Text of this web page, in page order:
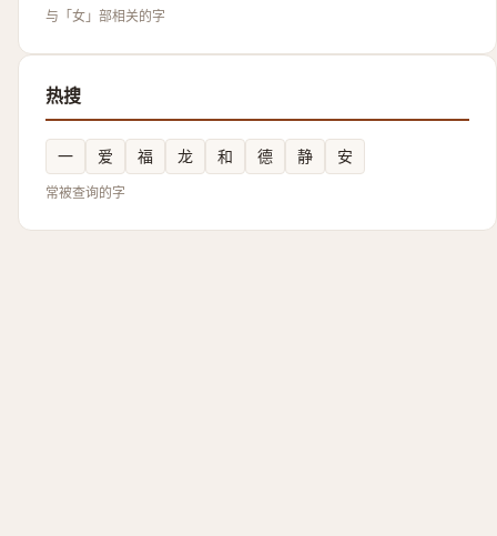
与「女」部相关的字
热搜
一 爱 福 龙 和 德 静 安
常被查询的字